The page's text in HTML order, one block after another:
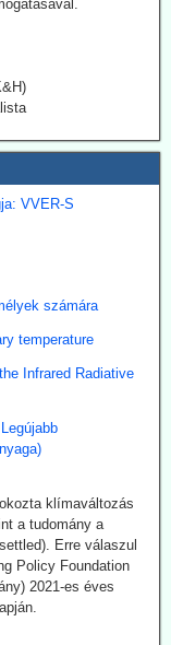
reagáltatva
kapunk. A folyamat
A hidrogént -
kívánják előállítani.
technológiák ellen.
végezetéig.
a köztudatba a
mintájára?
keresők szerint a
a fogalmat egy, a
alkotta meg 2020
Council for
a személyes
tüzelőanyagok
energiaügyi
az információk
támogatás
gyorsítani a
az Indiai-óceáni
VVER-S
számára
temperature
Infrared Radiative
klímaváltozás
a tudomány a
Erre válaszul
Policy Foundation
2021-es éves